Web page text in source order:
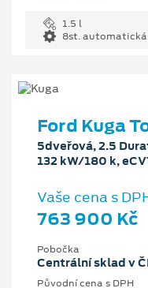
1.5 l
8st. automatická
Ford Kuga
5dveřová, 2.5
132 kW/180 k,
Vaše cena s
763 900 Kč
Pobočka
Centrální sklad v
Původní cena s DPH